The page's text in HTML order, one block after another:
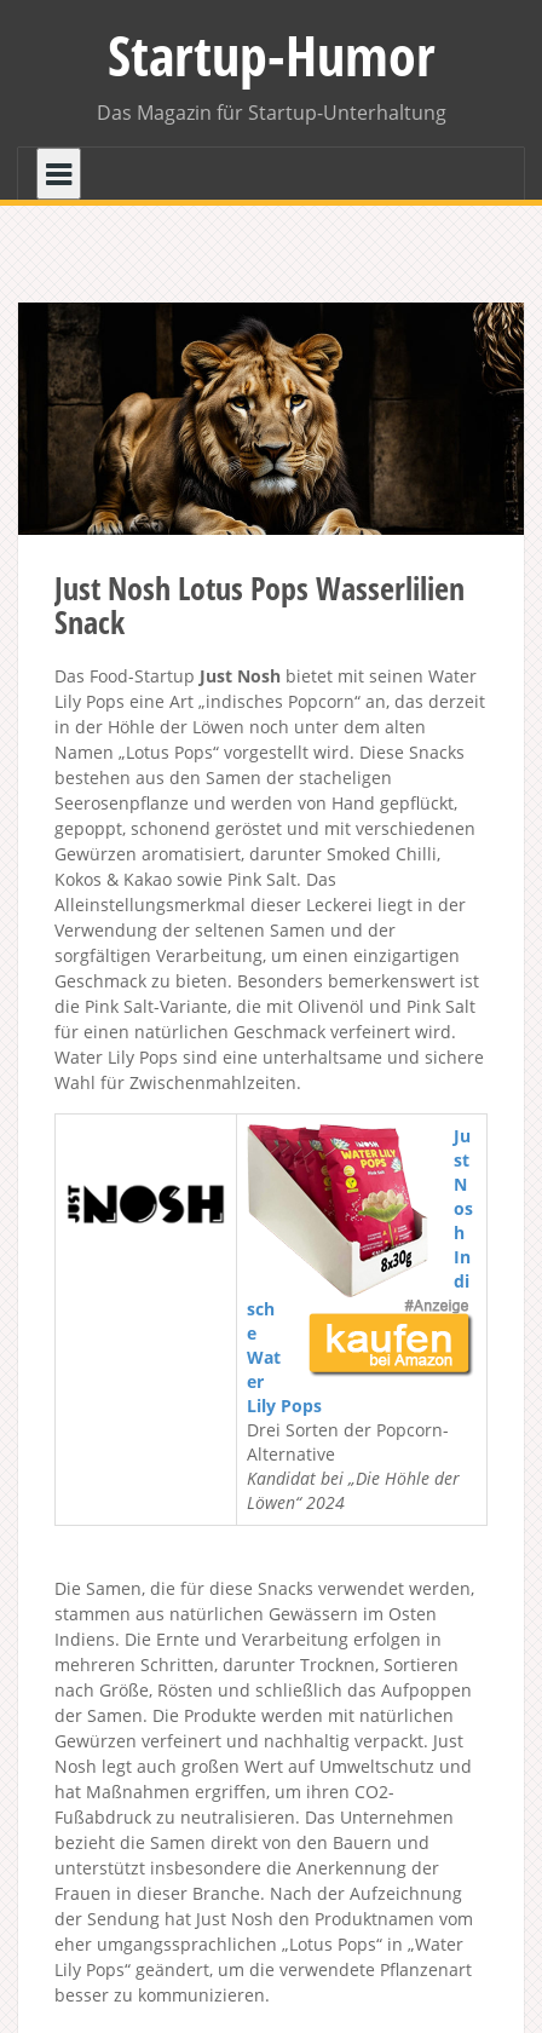
Startup-Humor
Das Magazin für Startup-Unterhaltung
Just Nosh Lotus Pops Wasserlilien
Snack
Das Food-Startup Just Nosh bietet mit seinen Water
Lily Pops eine Art „indisches Popcorn“ an, das derzeit
in der Höhle der Löwen noch unter dem alten
Namen „Lotus Pops“ vorgestellt wird. Diese Snacks
bestehen aus den Samen der stacheligen
Seerosenpflanze und werden von Hand gepflückt,
gepoppt, schonend geröstet und mit verschiedenen
Gewürzen aromatisiert, darunter Smoked Chilli,
Kokos & Kakao sowie Pink Salt. Das
Alleinstellungsmerkmal dieser Leckerei liegt in der
Verwendung der seltenen Samen und der
sorgfältigen Verarbeitung, um einen einzigartigen
Geschmack zu bieten. Besonders bemerkenswert ist
die Pink Salt-Variante, die mit Olivenöl und Pink Salt
für einen natürlichen Geschmack verfeinert wird.
Water Lily Pops sind eine unterhaltsame und sichere
Wahl für Zwischenmahlzeiten.
Ju
st
N
os
h
In
di
sch
e
Wat
er
Lily Pops
Drei Sorten der Popcorn-
Alternative
Kandidat bei „Die Höhle der
Löwen“ 2024
Die Samen, die für diese Snacks verwendet werden,
stammen aus natürlichen Gewässern im Osten
Indiens. Die Ernte und Verarbeitung erfolgen in
mehreren Schritten, darunter Trocknen, Sortieren
nach Größe, Rösten und schließlich das Aufpoppen
der Samen. Die Produkte werden mit natürlichen
Gewürzen verfeinert und nachhaltig verpackt. Just
Nosh legt auch großen Wert auf Umweltschutz und
hat Maßnahmen ergriffen, um ihren CO2-
Fußabdruck zu neutralisieren. Das Unternehmen
bezieht die Samen direkt von den Bauern und
unterstützt insbesondere die Anerkennung der
Frauen in dieser Branche. Nach der Aufzeichnung
der Sendung hat Just Nosh den Produktnamen vom
eher umgangssprachlichen „Lotus Pops“ in „Water
Lily Pops“ geändert, um die verwendete Pflanzenart
besser zu kommunizieren.